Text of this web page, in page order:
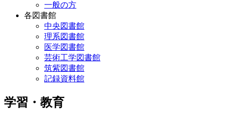
一般の方
各図書館
中央図書館
理系図書館
医学図書館
芸術工学図書館
筑紫図書館
記録資料館
学習・教育